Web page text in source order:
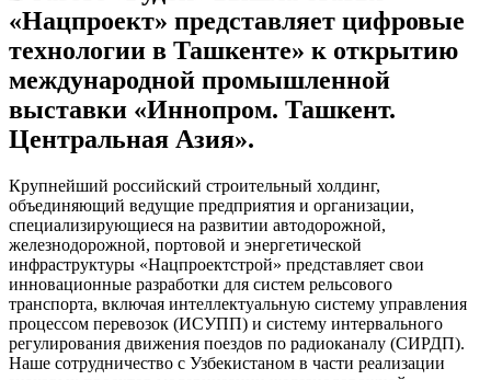
«Нацпроект» представляет цифровые
технологии в Ташкенте» к открытию
международной промышленной
выставки «Иннопром. Ташкент.
Центральная Азия».
Крупнейший российский строительный холдинг,
объединяющий ведущие предприятия и организации,
специализирующиеся на развитии автодорожной,
железнодорожной, портовой и энергетической
инфраструктуры «Нацпроектстрой» представляет свои
инновационные разработки для систем рельсового
транспорта, включая интеллектуальную систему управления
процессом перевозок (ИСУПП) и систему интервального
регулирования движения поездов по радиоканалу (СИРДП).
Наше сотрудничество с Узбекистаном в части реализации